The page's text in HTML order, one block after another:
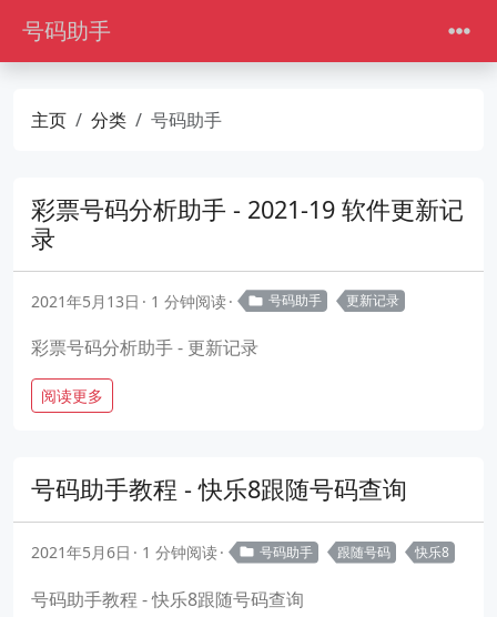
号码助手
主页 分类 号码助手
彩票号码分析助手 - 2021-19 软件更新记
录
2021年5月13日 1 分钟阅读 号码助手 更新记录
彩票号码分析助手 - 更新记录
阅读更多
号码助手教程 - 快乐8跟随号码查询
2021年5月6日 1 分钟阅读 号码助手 跟随号码 快乐8
号码助手教程 - 快乐8跟随号码查询